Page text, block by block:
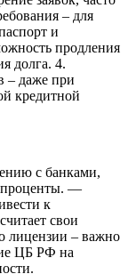
– для
и
продления
долга. 4.
– даже при
кредитной
с банками,
—
к
свои
лицензии – важно
ЦБ РФ на